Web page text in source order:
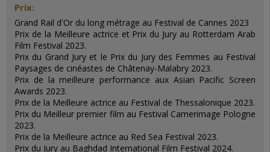
Prix:
Grand Rail d'Or du long métrage au Festival de Cannes 2023
Prix de la Meilleure actrice et Prix du Jury au Rotterdam Arab
Film Festival 2023.
Prix du Grand Jury et le Prix du Jury des Femmes au Festival
Paysages de cinéastes de Châtenay-Malabry 2023.
Prix de la meilleure performance aux Asian Pacific Screen
Awards 2023.
Prix de la Meilleure actrice au Festival de Thessalonique 2023.
Prix du Meilleur premier film au Festival Camerimage Pologne
2023.
Prix de la Meilleure actrice au Red Sea Festival 2023.
Prix du Jury au Baghdad International Film Festival 2024.